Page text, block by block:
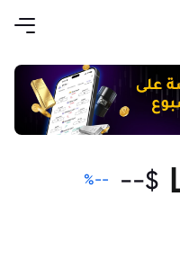
$
--
--
%